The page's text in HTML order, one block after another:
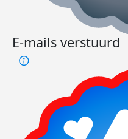
E-mails verstuurd